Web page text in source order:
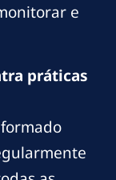
e
práticas